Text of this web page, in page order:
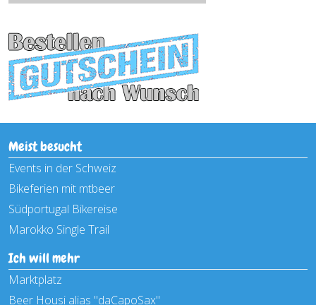
Meist besucht
Events in der Schweiz
Bikeferien mit mtbeer
Südportugal Bikereise
Marokko Single Trail
Ich will mehr
Marktplatz
Beer Housi alias "daCapoSax"